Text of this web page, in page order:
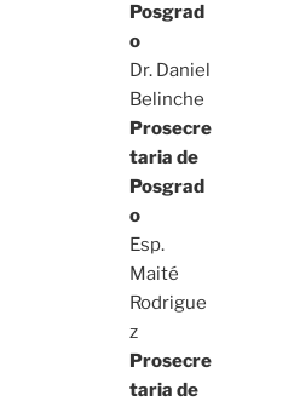
Posgrad
o
Dr. Daniel
Belinche
Prosecre
taria de
Posgrad
o
Esp.
Maité
Rodrigue
z
Prosecre
taria de